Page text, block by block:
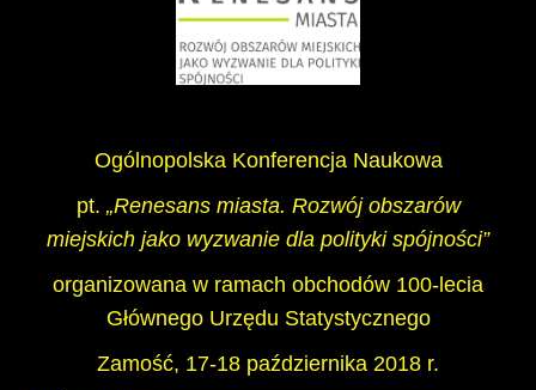
Ogólnopolska Konferencja Naukowa
pt. „Renesans miasta. Rozwój obszarów
miejskich jako wyzwanie dla polityki spójności”
organizowana w ramach obchodów 100-lecia
Głównego Urzędu Statystycznego
Zamość, 17-18 października 2018 r.